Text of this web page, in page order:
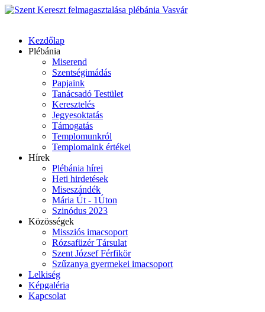
Kezdőlap
Plébánia
Miserend
Szentségimádás
Papjaink
Tanácsadó Testület
Keresztelés
Jegyesoktatás
Támogatás
Templomunkról
Templomaink értékei
Hírek
Plébánia hírei
Heti hirdetések
Miseszándék
Mária Út - 1Úton
Szinódus 2023
Közösségek
Missziós imacsoport
Rózsafüzér Társulat
Szent József Férfikör
Szűzanya gyermekei imacsoport
Lelkiség
Képgaléria
Kapcsolat